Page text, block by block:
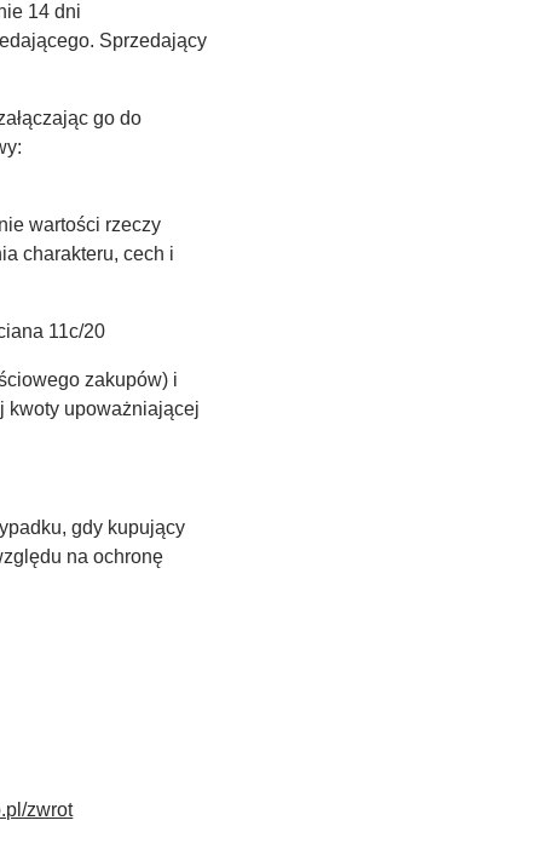
14 dni
Sprzedający
go do
wartości rzeczy
charakteru, cech i
11c/20
zakupów) i
kwoty upoważniającej
gdy kupujący
na ochronę
zwrot